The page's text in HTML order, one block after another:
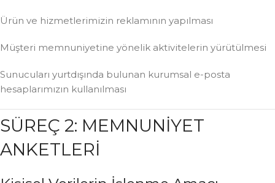
Ürün ve hizmetlerimizin reklamının yapılması
Müşteri memnuniyetine yönelik aktivitelerin yürütülmesi
Sunucuları yurtdışında bulunan kurumsal e-posta
hesaplarımızın kullanılması
SÜREÇ 2: MEMNUNİYET
ANKETLERİ